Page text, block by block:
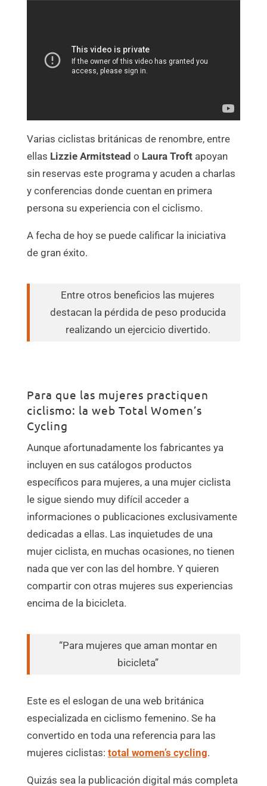
Varias ciclistas británicas de renombre, entre
ellas Lizzie Armitstead o Laura Troftapoyan
sin reservas este programa y acuden a charlas
y conferencias donde cuentan en primera
persona su experiencia con el ciclismo.
A fecha de hoy se puede calificar la iniciativa
de gran éxito.
Entre otros beneficios las mujeres
destacan la pérdida de peso producida
realizando un ejercicio divertido.
Para que las mujeres practiquen
ciclismo: la web Total Women’s
Cycling
Aunque afortunadamente los fabricantes ya
incluyen en sus catálogos productos
específicos para mujeres, a una mujer ciclista
le sigue siendo muy difícil acceder a
informaciones o publicaciones exclusivamente
dedicadas a ellas. Las inquietudes de una
mujer ciclista, en muchas ocasiones, no tienen
nada que ver con las del hombre. Y quieren
compartir con otras mujeres sus experiencias
encima de la bicicleta.
“Para mujeres que aman montar en
bicicleta”
Este es el eslogan de una web británica
especializada en ciclismo femenino. Se ha
convertido en toda una referencia para las
mujeres ciclistas: total women’s cycling.
Quizás sea la publicación digital más completa